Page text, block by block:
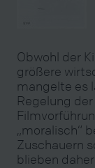
Obwohl der
größere
mangelte es
Regelung
„moralisch“
Zuschauern
blieben